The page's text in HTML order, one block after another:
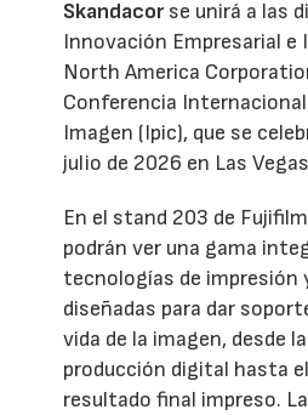
Skandacorse unirá a las
Innovación Empresarial e
North America
Conferencia
Imagen (Ipic), que se
julio de 2026 en Las
En el stand 203 de
podrán ver una gama
tecnologías de impresión
diseñadas para dar
vida de la imagen, desde
producción digital hasta
resultado final impreso.